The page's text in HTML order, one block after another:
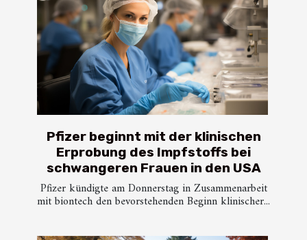
Pfizer beginnt mit der klinischen
Erprobung des Impfstoffs bei
schwangeren Frauen in den USA
Pfizer kündigte am Donnerstag in Zusammenarbeit
mit biontech den bevorstehenden Beginn klinischer...